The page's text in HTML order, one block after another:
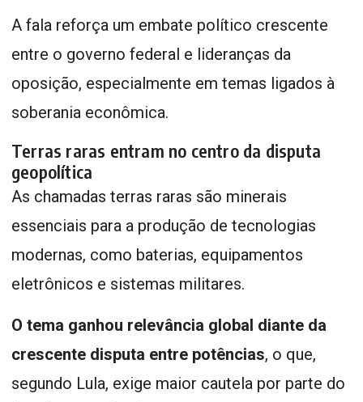
A fala reforça um embate político crescente
entre o governo federal e lideranças da
oposição, especialmente em temas ligados à
soberania econômica.
Terras raras entram no centro da disputa
geopolítica
As chamadas terras raras são minerais
essenciais para a produção de tecnologias
modernas, como baterias, equipamentos
eletrônicos e sistemas militares.
O tema ganhou relevância global diante da
crescente disputa entre potências, o que,
segundo Lula, exige maior cautela por parte do